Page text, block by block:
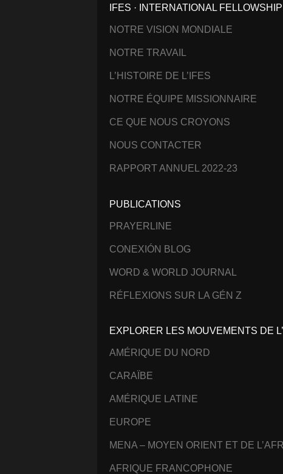
IFES · INTERNATIONAL
NOTRE VISION MONDIALE
NOTRE TRAVAIL
L’HISTOIRE DE L’IFES
NOTRE ÉQUIPE MISSIONNAIRE
CE QUE NOUS CROYONS
NOUS CONTACTER
RAPPORT ANNUEL 2022-23
PUBLICATIONS
PRAYERLINE
CONEXIÓN BLOG
WORD & WORLD JOURNAL
RÉFLEXIONS SUR LA GÉN Z
EXPLORER LES MOUVEMENTS DE
AMÉRIQUE DU NORD
CARAÏBE
AMÉRIQUE LATINE
EUROPE
MENA – MOYEN ORIENT ET DE
AFRIQUE FRANCOPHONE